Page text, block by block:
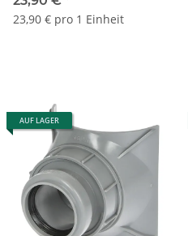
23,90 € pro 1 Einheit
AUF LAGER